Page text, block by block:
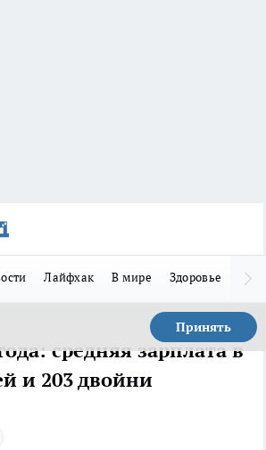
Лайфхак В мире Здоровье
Принять
средняя зарплата в
и 203 двойни